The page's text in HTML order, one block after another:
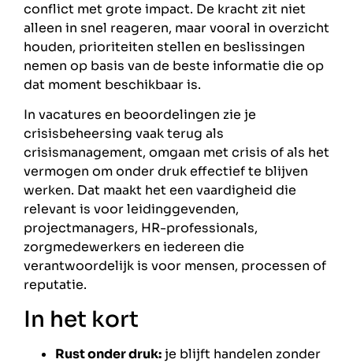
conflict met grote impact. De kracht zit niet
alleen in snel reageren, maar vooral in overzicht
houden, prioriteiten stellen en beslissingen
nemen op basis van de beste informatie die op
dat moment beschikbaar is.
In vacatures en beoordelingen zie je
crisisbeheersing vaak terug als
crisismanagement, omgaan met crisis of als het
vermogen om onder druk effectief te blijven
werken. Dat maakt het een vaardigheid die
relevant is voor leidinggevenden,
projectmanagers, HR-professionals,
zorgmedewerkers en iedereen die
verantwoordelijk is voor mensen, processen of
reputatie.
In het kort
Rust onder druk:je blijft handelen zonder